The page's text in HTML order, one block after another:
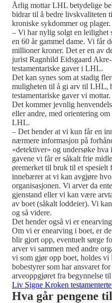
Årlig mottar LHL betydelige
bidrar til å bedre livskvaliteten
kroniske sykdommer og plager.
– Vi har nylig solgt en leilighet
en 60 år gammel dame. Vi får
millioner kroner. Det er en av
jurist Ragnhild Eidsgaard
testamentariske gaver i LHL.
Det kan synes som at stadig
muligheten til å gi arv til LHL,
testamentariske gaver vi mottar.
Det kommer jevnlig
eller andre, med orientering
LHL.
– Det hender at vi kun får en
nærmere informasjon på
«detektiver» og undersøke
gavene vi får er såkalt frie
øremerket til bruk til et spesielt
innebærer at vi kan avgjøre
organisasjonen. Vi arver da
gjenstand eller vi kan være
av boet (såkalt loddeier). Vi
og så videre.
Det hender også vi er
Om vi er enearving i boet, er
blir gjort opp, eventuelt sørge
arver vi sammen med andre
vi som gjør opp boet, holdes vi
bobestyrer som har ansvaret
arveoppgjøret fra begynnelse
Liv Signe Kroken
Hva går pengene